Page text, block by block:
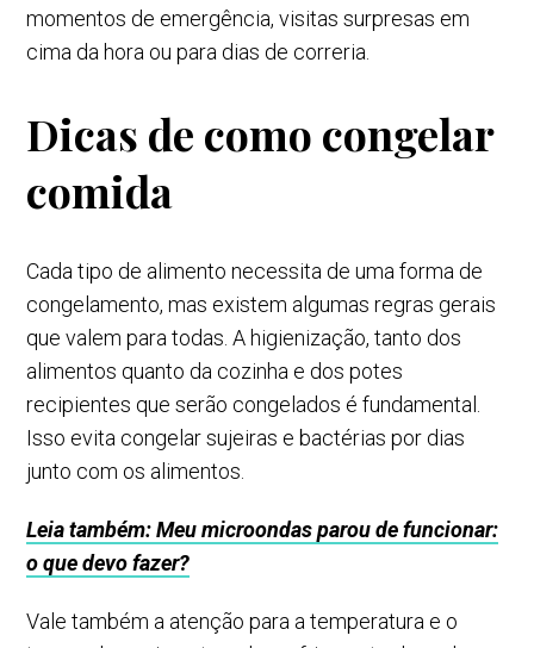
momentos de emergência, visitas surpresas em
cima da hora ou para dias de correria.
Dicas de como congelar
comida
Cada tipo de alimento necessita de uma forma de
congelamento, mas existem algumas regras gerais
que valem para todas. A higienização, tanto dos
alimentos quanto da cozinha e dos potes
recipientes que serão congelados é fundamental.
Isso evita congelar sujeiras e bactérias por dias
junto com os alimentos.
Leia também: Meu microondas parou de funcionar:
o que devo fazer?
Vale também a atenção para a temperatura e o